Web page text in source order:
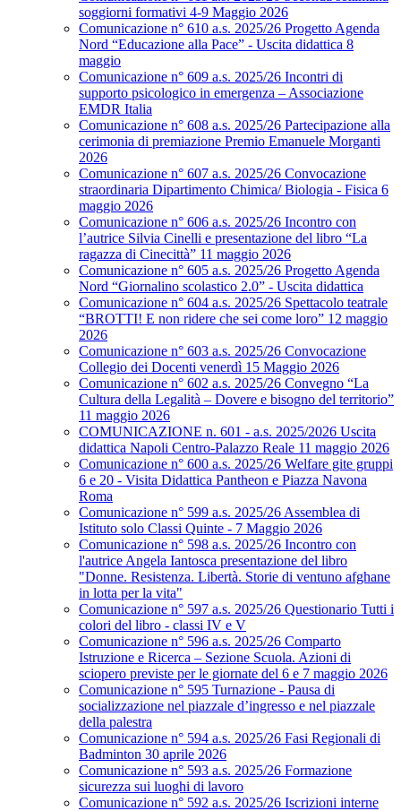
soggiorni formativi 4-9 Maggio 2026
Comunicazione n° 610 a.s. 2025/26 Progetto Agenda
Nord “Educazione alla Pace” - Uscita didattica 8
maggio
Comunicazione n° 609 a.s. 2025/26 Incontri di
supporto psicologico in emergenza – Associazione
EMDR Italia
Comunicazione n° 608 a.s. 2025/26 Partecipazione alla
cerimonia di premiazione Premio Emanuele Morganti
2026
Comunicazione n° 607 a.s. 2025/26 Convocazione
straordinaria Dipartimento Chimica/ Biologia - Fisica 6
maggio 2026
Comunicazione n° 606 a.s. 2025/26 Incontro con
l’autrice Silvia Cinelli e presentazione del libro “La
ragazza di Cinecittà” 11 maggio 2026
Comunicazione n° 605 a.s. 2025/26 Progetto Agenda
Nord “Giornalino scolastico 2.0” - Uscita didattica
Comunicazione n° 604 a.s. 2025/26 Spettacolo teatrale
“BROTTI! E non ridere che sei come loro” 12 maggio
2026
Comunicazione n° 603 a.s. 2025/26 Convocazione
Collegio dei Docenti venerdì 15 Maggio 2026
Comunicazione n° 602 a.s. 2025/26 Convegno “La
Cultura della Legalità – Dovere e bisogno del territorio”
11 maggio 2026
COMUNICAZIONE n. 601 - a.s. 2025/2026 Uscita
didattica Napoli Centro-Palazzo Reale 11 maggio 2026
Comunicazione n° 600 a.s. 2025/26 Welfare gite gruppi
6 e 20 - Visita Didattica Pantheon e Piazza Navona
Roma
Comunicazione n° 599 a.s. 2025/26 Assemblea di
Istituto solo Classi Quinte - 7 Maggio 2026
Comunicazione n° 598 a.s. 2025/26 Incontro con
l'autrice Angela Iantosca presentazione del libro
"Donne. Resistenza. Libertà. Storie di ventuno afghane
in lotta per la vita"
Comunicazione n° 597 a.s. 2025/26 Questionario Tutti i
colori del libro - classi IV e V
Comunicazione n° 596 a.s. 2025/26 Comparto
Istruzione e Ricerca – Sezione Scuola. Azioni di
sciopero previste per le giornate del 6 e 7 maggio 2026
Comunicazione n° 595 Turnazione - Pausa di
socializzazione nel piazzale d’ingresso e nel piazzale
della palestra
Comunicazione n° 594 a.s. 2025/26 Fasi Regionali di
Badminton 30 aprile 2026
Comunicazione n° 593 a.s. 2025/26 Formazione
sicurezza sui luoghi di lavoro
Comunicazione n° 592 a.s. 2025/26 Iscrizioni interne